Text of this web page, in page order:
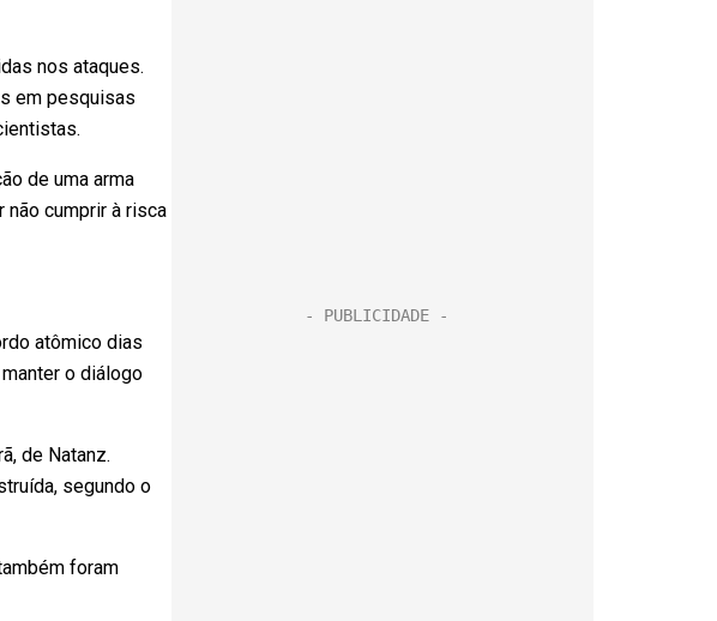
nos ataques.
em pesquisas
de uma arma
não cumprir à risca
atômico dias
o diálogo
de Natanz.
segundo o
foram